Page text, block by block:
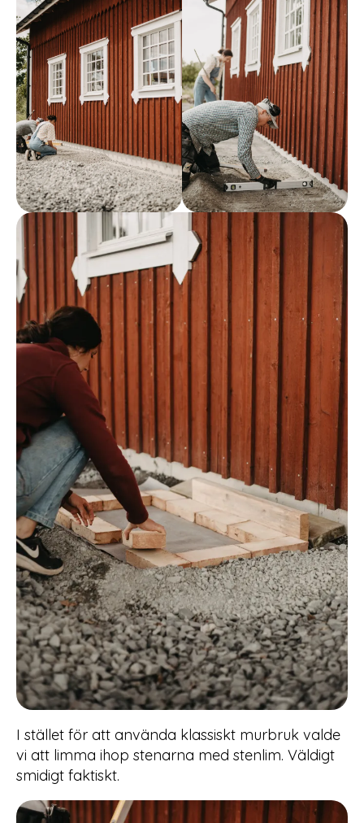
I stället för att använda klassiskt murbruk valde
vi att limma ihop stenarna med stenlim. Väldigt
smidigt faktiskt.